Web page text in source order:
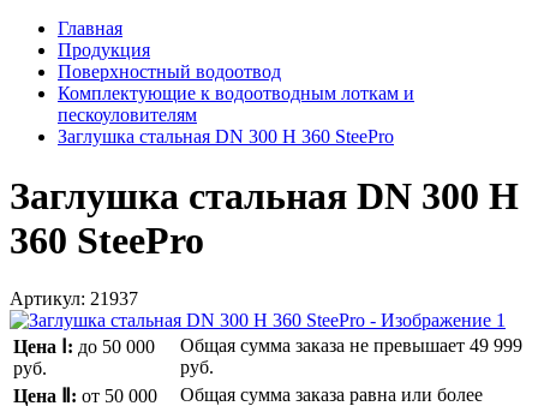
Главная
Продукция
Поверхностный водоотвод
Комплектующие к водоотводным лоткам и
пескоуловителям
Заглушка стальная DN 300 H 360 SteePro
Заглушка стальная DN 300 H
360 SteePro
Артикул: 21937
Цена Ⅰ: до 50 000
руб.
Общая сумма заказа не превышает 49 999
руб.
Цена Ⅱ: от 50 000
Общая сумма заказа равна или более